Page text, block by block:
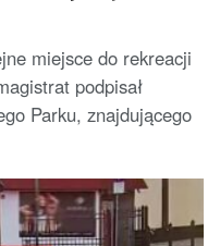
miejsce do rekreacji
podpisał
Parku, znajdującego